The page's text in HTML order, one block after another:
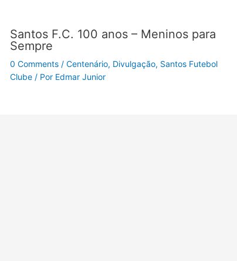
Santos F.C. 100 anos – Meninos para
Sempre
0 Comments / Centenário, Divulgação, Santos Futebol
Clube/ Por Edmar Junior